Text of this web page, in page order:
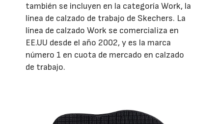
también se incluyen en la categoría Work, la
línea de calzado de trabajo de Skechers. La
línea de calzado Work se comercializa en
EE.UU desde el año 2002, y es la marca
número 1 en cuota de mercado en calzado
de trabajo.